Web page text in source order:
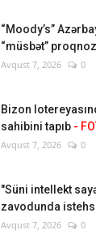
“Moody’s”
“müsbət”
Avqust 7, 2026 0
Bizon
sahibini tapıb -
Avqust 7, 2026 0
"Süni intellekt
zavodunda
Avqust 7, 2026 0